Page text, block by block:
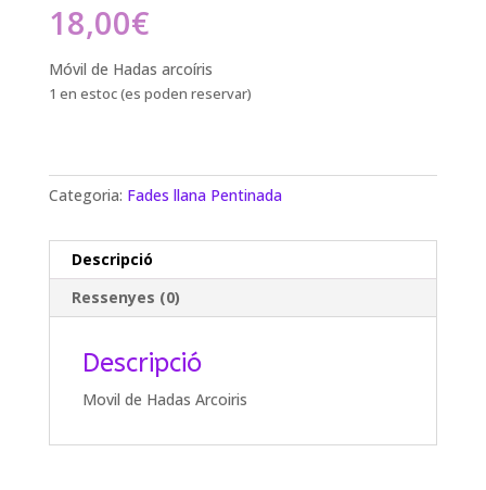
18,00€
Móvil de Hadas arcoíris
1 en estoc (es poden reservar)
Categoria: Fades llana Pentinada
Descripció
Ressenyes (0)
Descripció
Movil de Hadas Arcoiris